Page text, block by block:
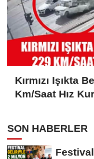
Kırmızı Işıkta
Km/Saat Hız
SON HABERLER